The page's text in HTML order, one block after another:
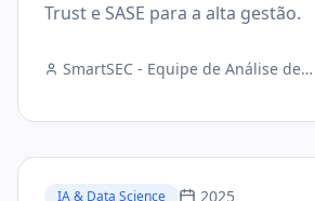
Trust e SASE para a alta gestão.
SmartSEC - Equipe de Análise de
IA & Data Science 2025